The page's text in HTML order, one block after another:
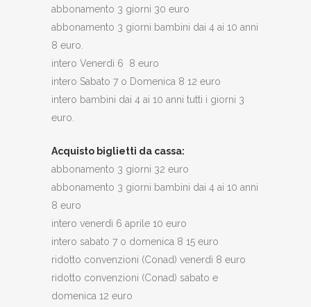
abbonamento 3 giorni 30 euro
abbonamento 3 giorni bambini dai 4 ai 10 anni
8 euro.
intero Venerdì 6 8 euro
intero Sabato 7 o Domenica 8 12 euro
intero bambini dai 4 ai 10 anni tutti i giorni 3
euro.
Acquisto biglietti da cassa:
abbonamento 3 giorni 32 euro
abbonamento 3 giorni bambini dai 4 ai 10 anni
8 euro
intero venerdì 6 aprile 10 euro
intero sabato 7 o domenica 8 15 euro
ridotto convenzioni (Conad) venerdì 8 euro
ridotto convenzioni (Conad) sabato e
domenica 12 euro